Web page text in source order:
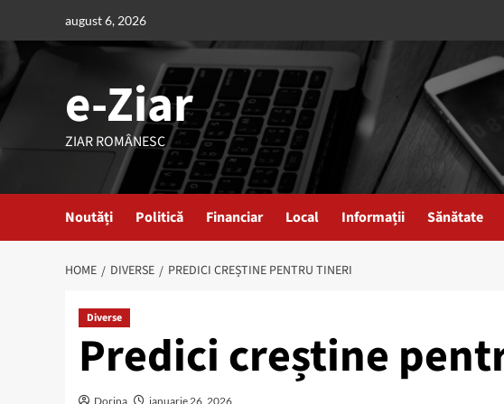
content
august 6, 2026
e-Ziar
ZIAR ROMÂNESC
Noutăți Politică Financiar Local Informații Sănătate
HOME DIVERSE PREDICI CREȘTINE PENTRU TINERI
Diverse
Predici creștine
Dorina ianuarie 26, 2026